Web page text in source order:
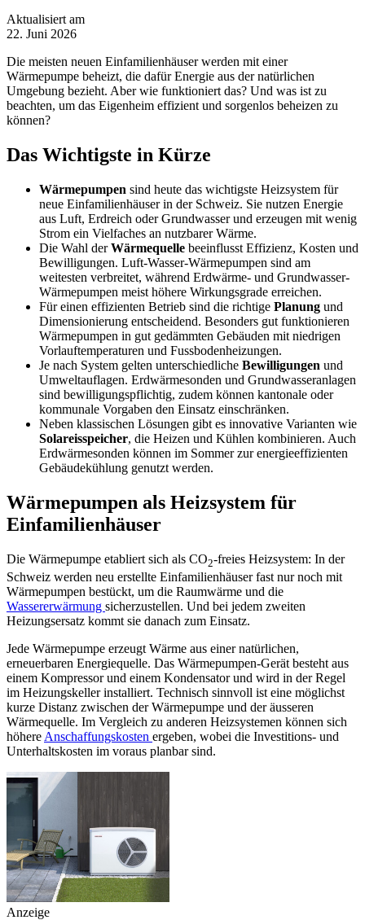
Aktualisiert am
22. Juni 2026
Die meisten neuen Einfamilienhäuser werden mit einer
Wärmepumpe beheizt, die dafür Energie aus der natürlichen
Umgebung bezieht. Aber wie funktioniert das? Und was ist zu
beachten, um das Eigenheim effizient und sorgenlos beheizen zu
können?
Das Wichtigste in Kürze
Wärmepumpen sind heute das wichtigste Heizsystem für
neue Einfamilienhäuser in der Schweiz. Sie nutzen Energie
aus Luft, Erdreich oder Grundwasser und erzeugen mit wenig
Strom ein Vielfaches an nutzbarer Wärme.
Die Wahl derWärmequelle beeinflusst Effizienz, Kosten und
Bewilligungen. Luft-Wasser-Wärmepumpen sind am
weitesten verbreitet, während Erdwärme- und Grundwasser-
Wärmepumpen meist höhere Wirkungsgrade erreichen.
Für einen effizienten Betrieb sind die richtige Planung und
Dimensionierung entscheidend. Besonders gut funktionieren
Wärmepumpen in gut gedämmten Gebäuden mit niedrigen
Vorlauftemperaturen und Fussbodenheizungen.
Je nach System gelten unterschiedliche Bewilligungen und
Umweltauflagen. Erdwärmesonden und Grundwasseranlagen
sind bewilligungspflichtig, zudem können kantonale oder
kommunale Vorgaben den Einsatz einschränken.
Neben klassischen Lösungen gibt es innovative Varianten wie
Solareisspeicher, die Heizen und Kühlen kombinieren. Auch
Erdwärmesonden können im Sommer zur energieeffizienten
Gebäudekühlung genutzt werden.
Wärmepumpen als Heizsystem für
Einfamilienhäuser
Die Wärmepumpe etabliert sich als CO2-freies Heizsystem: In der
Schweiz werden neu erstellte Einfamilienhäuser fast nur noch mit
Wärmepumpen bestückt, um die Raumwärme und die
Wassererwärmung sicherzustellen. Und bei jedem zweiten
Heizungsersatz kommt sie danach zum Einsatz.
Jede Wärmepumpe erzeugt Wärme aus einer natürlichen,
erneuerbaren Energiequelle. Das Wärmepumpen-Gerät besteht aus
einem Kompressor und einem Kondensator und wird in der Regel
im Heizungskeller installiert. Technisch sinnvoll ist eine möglichst
kurze Distanz zwischen der Wärmepumpe und der äusseren
Wärmequelle. Im Vergleich zu anderen Heizsystemen können sich
höhere Anschaffungskosten ergeben, wobei die Investitions- und
Unterhaltskosten im voraus planbar sind.
Anzeige